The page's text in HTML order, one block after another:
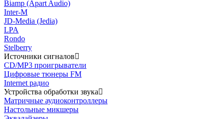
Biamp (Apart Audio)
Inter-M
JD-Media (Jedia)
LPA
Rondo
Stelberry
Источники сигналов
CD/MP3 проигрыватели
Цифровые тюнеры FM
Internet радио
Устройства обработки звука
Матричные аудиоконтроллеры
Настольные микшеры